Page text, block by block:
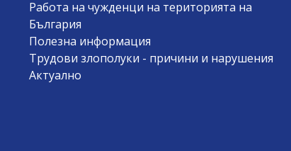
Работа на чужденци на територията на
България
Полезна информация
Трудови злополуки - причини и нарушения
Актуално